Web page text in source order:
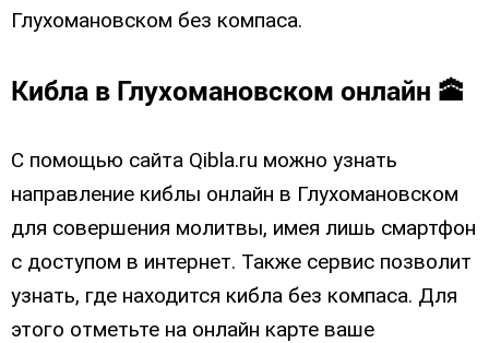
Глухoмановском без компаса.
Кибла в Глухoмановском онлайн 🕋
С помощью сайта Qibla.ru можно узнать
направление киблы онлайн в Глухoмановском
для совершения молитвы, имея лишь смартфон
с доступом в интернет. Также сервис позволит
узнать, где находится кибла без компаса. Для
этого отметьте на онлайн карте ваше